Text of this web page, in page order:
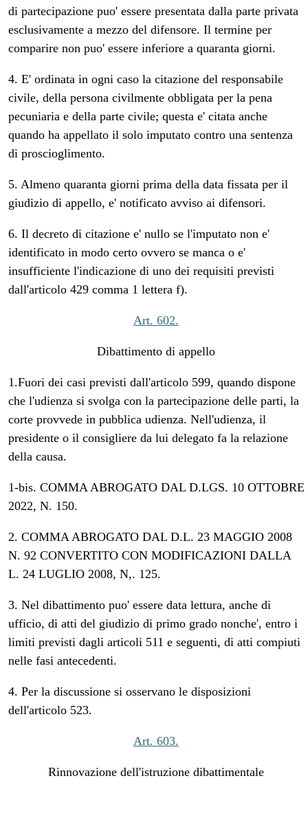
di partecipazione puo' essere presentata dalla parte privata
esclusivamente a mezzo del difensore. Il termine per
comparire non puo' essere inferiore a quaranta giorni.
4. E' ordinata in ogni caso la citazione del responsabile
civile, della persona civilmente obbligata per la pena
pecuniaria e della parte civile; questa e' citata anche
quando ha appellato il solo imputato contro una sentenza
di proscioglimento.
5. Almeno quaranta giorni prima della data fissata per il
giudizio di appello, e' notificato avviso ai difensori.
6. Il decreto di citazione e' nullo se l'imputato non e'
identificato in modo certo ovvero se manca o e'
insufficiente l'indicazione di uno dei requisiti previsti
dall'articolo 429 comma 1 lettera f).
Art. 602.
Dibattimento di appello
1.Fuori dei casi previsti dall'articolo 599, quando dispone
che l'udienza si svolga con la partecipazione delle parti, la
corte provvede in pubblica udienza. Nell'udienza, il
presidente o il consigliere da lui delegato fa la relazione
della causa.
1-bis. COMMA ABROGATO DAL D.LGS. 10 OTTOBRE
2022, N. 150.
2. COMMA ABROGATO DAL D.L. 23 MAGGIO 2008
N. 92 CONVERTITO CON MODIFICAZIONI DALLA
L. 24 LUGLIO 2008, N,. 125.
3. Nel dibattimento puo' essere data lettura, anche di
ufficio, di atti del giudizio di primo grado nonche', entro i
limiti previsti dagli articoli 511 e seguenti, di atti compiuti
nelle fasi antecedenti.
4. Per la discussione si osservano le disposizioni
dell'articolo 523.
Art. 603.
Rinnovazione dell'istruzione dibattimentale